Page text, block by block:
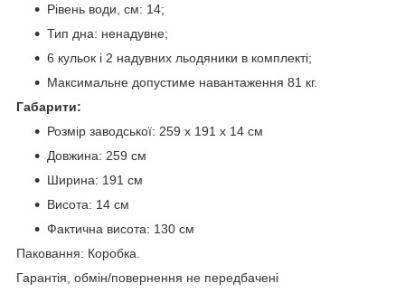
Рівень води, см: 14;
Тип дна: ненадувне;
6 кульок і 2 надувних льодяники в комплекті;
Максимальне допустиме навантаження 81 кг.
Габарити:
Розмір заводської: 259 х 191 х 14 см
Довжина: 259 см
Ширина: 191 см
Висота: 14 см
Фактична висота: 130 см
Паковання: Коробка.
Гарантія, обмін/повернення не передбачені